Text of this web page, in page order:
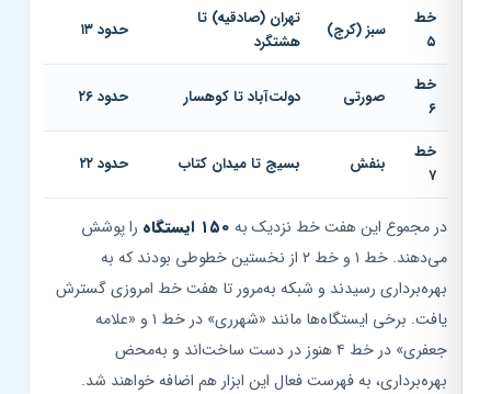
سبز (کرج)
تهران (صادقیه) تا
هشتگرد
حدود ۱۳
صورتی دولت‌آباد تا کوهسار حدود ۲۶
بنفش بسیج تا میدان کتاب حدود ۲۲
در مجموع این هفت خط نزدیک به۱۵۰ ایستگاه
را پوشش
می‌دهند. خط ۱ و خط ۲ از نخستین خطوطی بودند که به
بهره‌برداری رسیدند و شبکه به‌مرور تا هفت خط امروزی گسترش
یافت. برخی ایستگاه‌ها مانند «شهرری» در خط ۱ و «علامه
جعفری» در خط ۴ هنوز در دست ساخت‌اند و به‌محض
بهره‌برداری، به فهرست فعال این ابزار هم اضافه خواهند شد.